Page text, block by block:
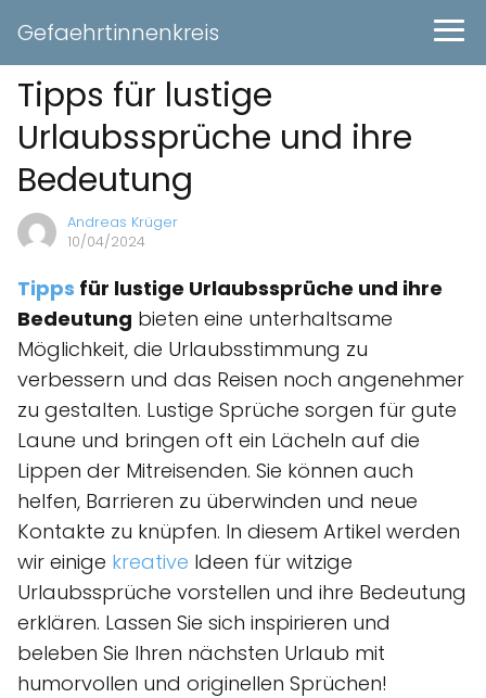
Gefaehrtinnenkreis
Tipps für lustige
Urlaubssprüche und ihre
Bedeutung
Andreas Krüger
10/04/2024
Tipps für lustige Urlaubssprüche und ihre
Bedeutung bieten eine unterhaltsame
Möglichkeit, die Urlaubsstimmung zu
verbessern und das Reisen noch angenehmer
zu gestalten. Lustige Sprüche sorgen für gute
Laune und bringen oft ein Lächeln auf die
Lippen der Mitreisenden. Sie können auch
helfen, Barrieren zu überwinden und neue
Kontakte zu knüpfen. In diesem Artikel werden
wir einige kreative Ideen für witzige
Urlaubssprüche vorstellen und ihre Bedeutung
erklären. Lassen Sie sich inspirieren und
beleben Sie Ihren nächsten Urlaub mit
humorvollen und originellen Sprüchen!